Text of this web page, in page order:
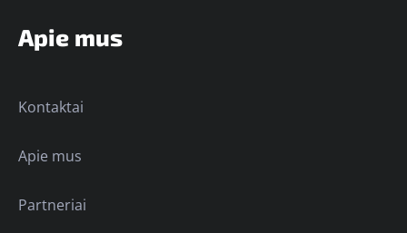
Apie mus
Kontaktai
Apie mus
Partneriai